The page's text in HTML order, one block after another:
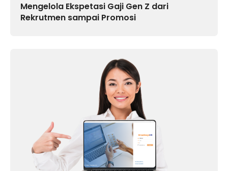
Mengelola Ekspetasi Gaji Gen Z dari
Rekrutmen sampai Promosi